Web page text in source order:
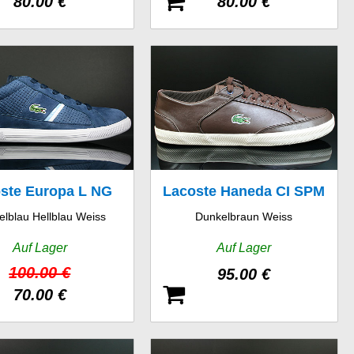
Europa L NG
SPM
Hellblau Weiss
Auf Lager
100.00 €
70.00 €
Lacoste Haneda CI SPM
LTH
Dunkelbraun Weiss
Auf Lager
95.00 €